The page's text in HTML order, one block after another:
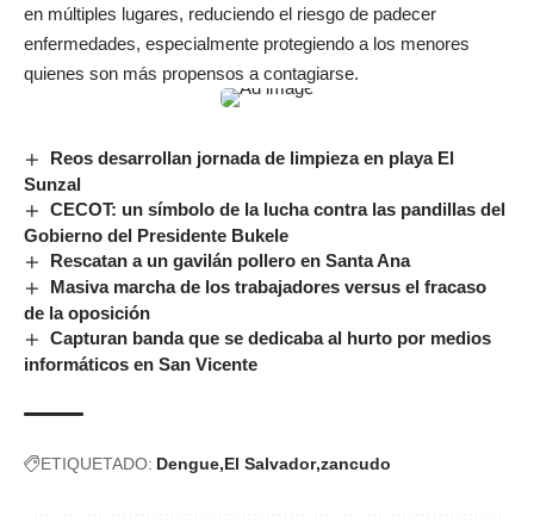
en múltiples lugares, reduciendo el riesgo de padecer
enfermedades, especialmente protegiendo a los menores
quienes son más propensos a contagiarse.
Reos desarrollan jornada de limpieza en playa El
Sunzal
CECOT: un símbolo de la lucha contra las pandillas del
Gobierno del Presidente Bukele
Rescatan a un gavilán pollero en Santa Ana
Masiva marcha de los trabajadores versus el fracaso
de la oposición
Capturan banda que se dedicaba al hurto por medios
informáticos en San Vicente
ETIQUETADO: Dengue El Salvador zancudo